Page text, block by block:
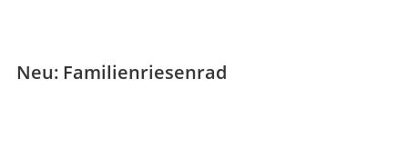
Neu: Familienriesenrad